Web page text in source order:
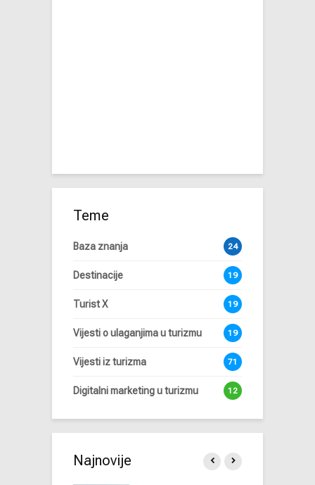
Teme
Baza znanja 24
Destinacije 19
Turist X 19
Vijesti o ulaganjima u turizmu 19
Vijesti iz turizma 71
Digitalni marketing u turizmu 12
Najnovije